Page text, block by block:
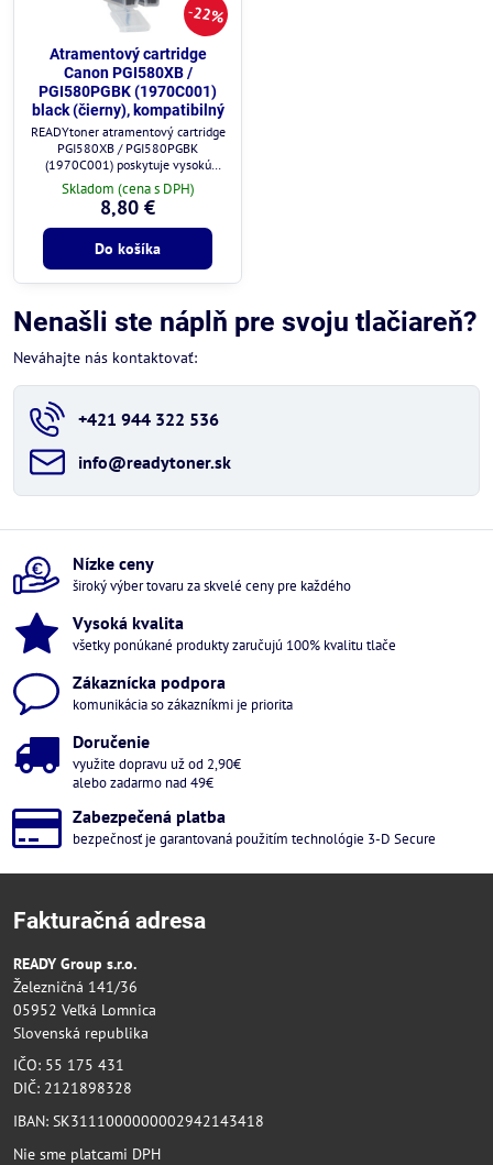
22%
Atramentový cartridge
Canon PGI580XB /
PGI580PGBK (1970C001)
black (čierny), kompatibilný
READYtoner atramentový cartridge
PGI580XB / PGI580PGBK
(1970C001) poskytuje vysokú
kvalitu tlače a plnú kompatibilitu s
tlačiarňami Canon.
Skladom (cena s DPH)
8,80 €
Do košíka
Nenašli ste náplň pre svoju tlačiareň?
Neváhajte nás kontaktovať:
+421 944 322 536
info​@readytoner​.sk
Nízke ceny
široký výber tovaru za skvelé ceny pre každého
Vysoká kvalita
všetky ponúkané produkty zaručujú 100% kvalitu tlače
Zákaznícka podpora
komunikácia so zákazníkmi je priorita
Doručenie
využite dopravu už od 2,90€
alebo zadarmo nad 49€
Zabezpečená platba
bezpečnosť je garantovaná použitím technológie 3-D Secure
Fakturačná adresa
READY Group s.r.o.
Železničná 141/36
05952 Veľká Lomnica
Slovenská republika
IČO: 55 175 431
DIČ: 2121898328
IBAN: SK3111000000002942143418
Nie sme platcami DPH